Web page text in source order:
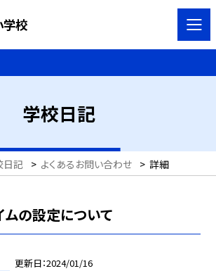
学校
学校日記
日記 > よくあるお問い合わせ > 詳細
ムの設定について
更新日 2024/01/16